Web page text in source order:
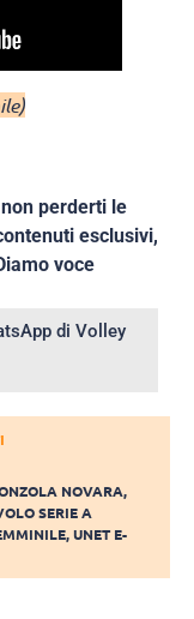
perderti le
esclusivi,
voce
di Volley
NOVARA,
SERIE A
,UNET E-